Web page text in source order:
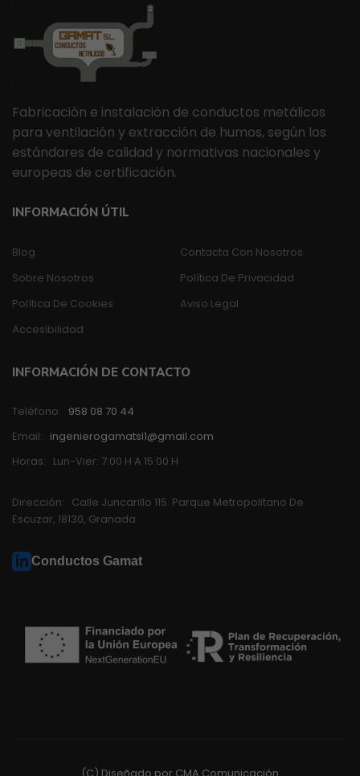
Fabricación e instalación de conductos metálicos
para ventilación y extracción de humos, según los
estándares de calidad y normativas nacionales y
europeas de certificación.
INFORMACIÓN ÚTIL
Blog
Contacta Con Nosotros
Sobre Nosotros
Política De Privacidad
Política De Cookies
Aviso Legal
Accesibilidad
INFORMACIÓN DE CONTACTO
Teléfono: 958 08 70 44
Email: ingenierogamatsl1@gmail.com
Horas: Lun-Vier: 7:00 H A 15:00 H
Dirección: Calle Juncarillo 115. Parque Metropolitano De
Escuzar, 18130, Granada
Conductos Gamat